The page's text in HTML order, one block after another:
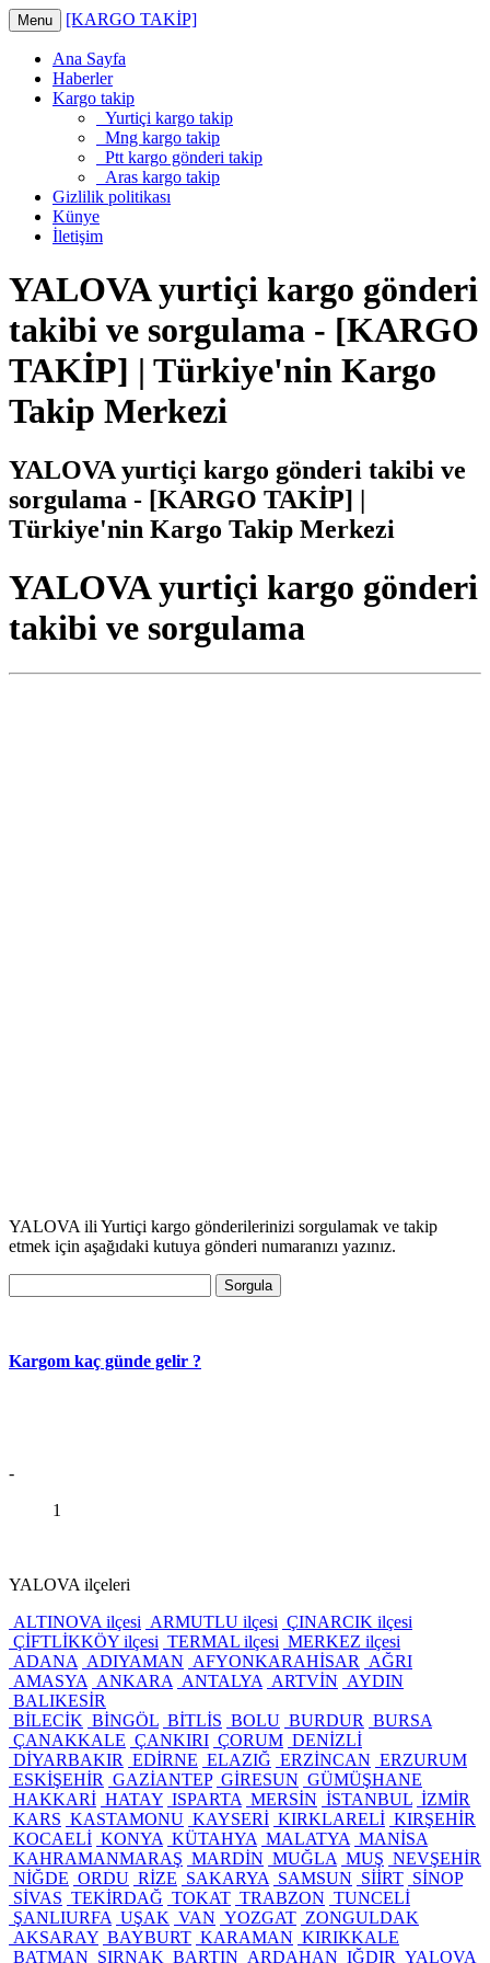
Menu [KARGO TAKİP]
Ana Sayfa
Haberler
Kargo takip
Yurtiçi kargo takip
Mng kargo takip
Ptt kargo gönderi takip
Aras kargo takip
Gizlilik politikası
Künye
İletişim
YALOVA yurtiçi kargo gönderi
takibi ve sorgulama - [KARGO
TAKİP] | Türkiye'nin Kargo
Takip Merkezi
YALOVA yurtiçi kargo gönderi takibi ve
sorgulama - [KARGO TAKİP] |
Türkiye'nin Kargo Takip Merkezi
YALOVA yurtiçi kargo gönderi
takibi ve sorgulama
YALOVA ili Yurtiçi kargo gönderilerinizi sorgulamak ve takip
etmek için aşağıdaki kutuya gönderi numaranızı yazınız.
Sorgula
Kargom kaç günde gelir ?
-
1
YALOVA ilçeleri
ALTINOVA ilçesi ARMUTLU ilçesi ÇINARCIK ilçesi
ÇİFTLİKKÖY ilçesi TERMAL ilçesi MERKEZ ilçesi
ADANA ADIYAMAN AFYONKARAHİSAR
AĞRI
AMASYA ANKARA ANTALYA ARTVİN AYDIN
BALIKESİR
BİLECİK BİNGÖL BİTLİS BOLU BURDUR BURSA
ÇANAKKALE ÇANKIRI ÇORUM DENİZLİ
DİYARBAKIR EDİRNE ELAZIĞ ERZİNCAN ERZURUM
ESKİŞEHİR GAZİANTEP GİRESUN GÜMÜŞHANE
HAKKARİ HATAY ISPARTA MERSİN İSTANBUL İZMİR
KARS KASTAMONU KAYSERİ KIRKLARELİ KIRŞEHİR
KOCAELİ KONYA KÜTAHYA MALATYA MANİSA
KAHRAMANMARAŞ MARDİN MUĞLA MUŞ NEVŞEHİR
NİĞDE ORDU RİZE SAKARYA SAMSUN SİİRT SİNOP
SİVAS TEKİRDAĞ TOKAT TRABZON TUNCELİ
ŞANLIURFA UŞAK VAN YOZGAT ZONGULDAK
AKSARAY BAYBURT KARAMAN KIRIKKALE
BATMAN ŞIRNAK BARTIN ARDAHAN IĞDIR YALOVA